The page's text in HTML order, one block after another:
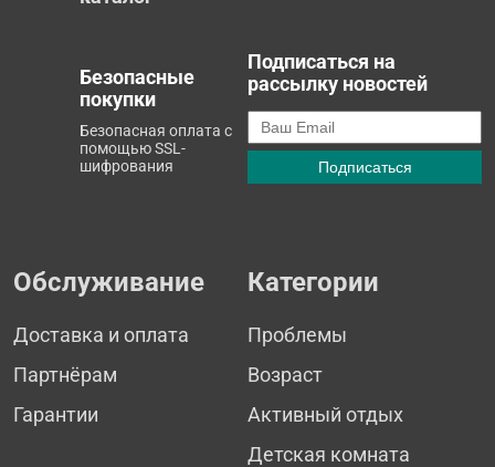
Безопасные
покупки
Безопасная оплата с
помощью SSL-
шифрования
Подписаться на
рассылку новостей
Обслуживание
Доставка и оплата
Партнёрам
Гарантии
Категории
Проблемы
Возраст
Активный отдых
Детская комната